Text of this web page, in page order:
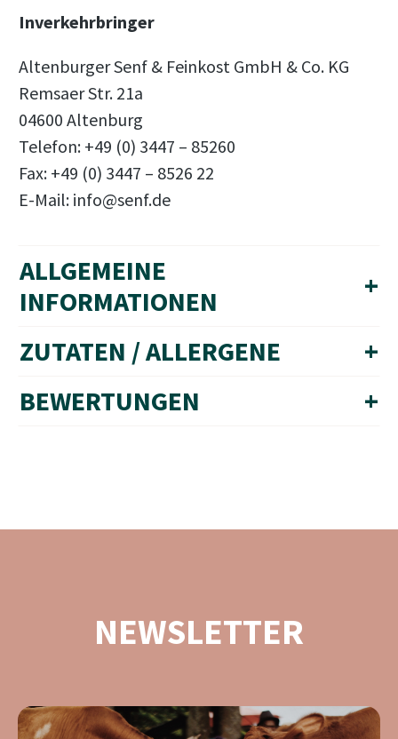
Inverkehrbringer
Altenburger Senf & Feinkost GmbH & Co. KG
Remsaer Str. 21a
04600 Altenburg
Telefon: +49 (0) 3447 – 85260
Fax: +49 (0) 3447 – 8526 22
E-Mail: info@senf.de
ALLGEMEINE
INFORMATIONEN
+
ZUTATEN / ALLERGENE
+
BEWERTUNGEN
+
NEWSLETTER